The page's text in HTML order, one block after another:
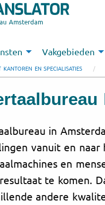
Amsterdam
Vakgebieden
KANTOREN EN SPECIALISATIES
in
vanuit en naar
en
te komen.
andere